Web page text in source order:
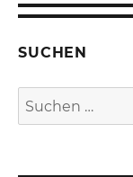
SUCHEN
Suchen
nach: